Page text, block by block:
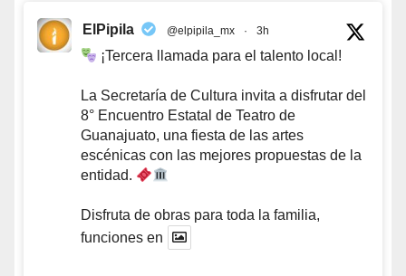
ElPipila @elpipila_mx · 3h
¡Tercera llamada para el talento local!
La Secretaría de Cultura invita a disfrutar del
8° Encuentro Estatal de Teatro de
Guanajuato, una fiesta de las artes
escénicas con las mejores propuestas de la
entidad.
Disfruta de obras para toda la familia,
funciones en